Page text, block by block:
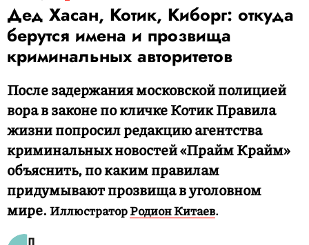
Дед Хасан, Котик, Киборг: откуда
берутся имена и прозвища
криминальных авторитетов
После задержания московской полицией
вора в законе по кличке Котик Правила
жизни попросил редакцию агентства
криминальных новостей «Прайм Крайм»
объяснить, по каким правилам
придумывают прозвища в уголовном
мире. ИллюстраторРодион Китаев.